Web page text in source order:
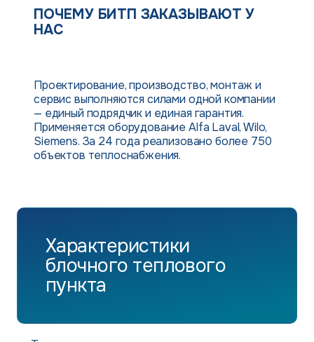
ПОЧЕМУ БИТП ЗАКАЗЫВАЮТ У
НАС
Проектирование, производство, монтаж и
сервис выполняются силами одной компании
— единый подрядчик и единая гарантия.
Применяется оборудование Alfa Laval, Wilo,
Siemens. За 24 года реализовано более 750
объектов теплоснабжения.
Характеристики
блочного теплового
пункта